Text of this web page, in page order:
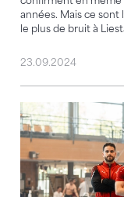
années. Mais ce
le plus de bruit à
23.09.2024
La Suisse